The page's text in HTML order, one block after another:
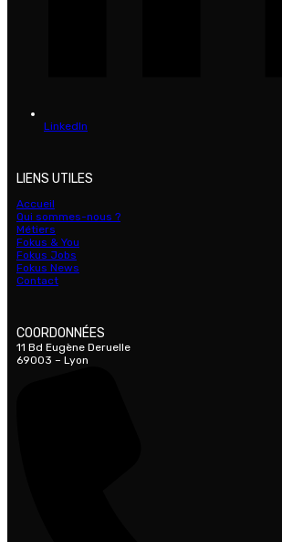
LinkedIn
LIENS UTILES
Accueil
Qui sommes-nous ?
Métiers
Fokus & You
Fokus Jobs
Fokus News
Contact
COORDONNÉES
11 Bd Eugène Deruelle
69003 – Lyon